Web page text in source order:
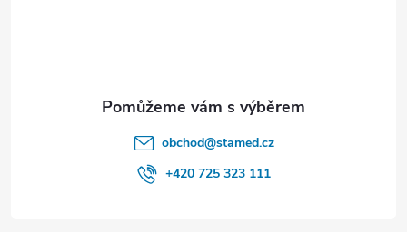
obchod@stamed.cz
+420 725 323 111